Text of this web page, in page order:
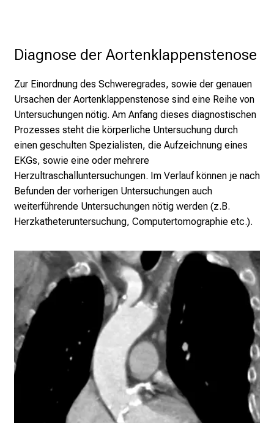
Diagnose der Aortenklappenstenose
Zur Einordnung des Schweregrades, sowie der genauen
Ursachen der Aortenklappenstenose sind eine Reihe von
Untersuchungen nötig. Am Anfang dieses diagnostischen
Prozesses steht die körperliche Untersuchung durch
einen geschulten Spezialisten, die Aufzeichnung eines
EKGs, sowie eine oder mehrere
Herzultraschalluntersuchungen. Im Verlauf können je nach
Befunden der vorherigen Untersuchungen auch
weiterführende Untersuchungen nötig werden (z.B.
Herzkatheteruntersuchung, Computertomographie etc.).